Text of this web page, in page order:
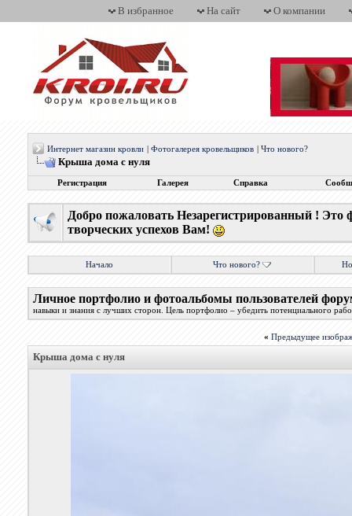
В избранное На сайт О компании
Интернет магазин кровли Фотогалерея кровельщиков Что нового?
Крыша дома с нуля
Регистрация Галерея Справка
Добро пожаловать Незарегистрированный !
творческих успехов Вам!
Начало Что нового?
Личное портфолио и фотоальбомы пользователей
навыки и знания с лучших сторон. Цель портфолио – убедить потенциального
« Предыдущее
Крыша дома с нуля